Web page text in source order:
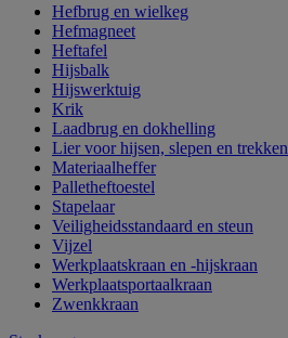
Hefbrug en wielkeg
Hefmagneet
Heftafel
Hijsbalk
Hijswerktuig
Krik
Laadbrug en dokhelling
Lier voor hijsen, slepen en trekken
Materiaalheffer
Palletheftoestel
Stapelaar
Veiligheidsstandaard en steun
Vijzel
Werkplaatskraan en -hijskraan
Werkplaatsportaalkraan
Zwenkkraan